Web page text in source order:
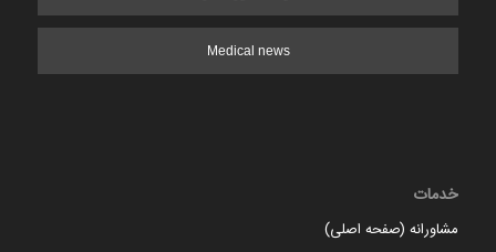
Medical news
خدمات
مشاورانه (صفحه اصلی)